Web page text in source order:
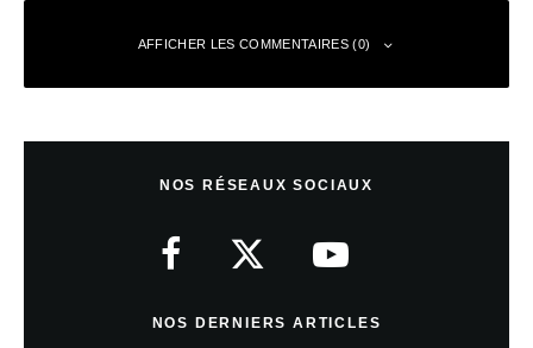
AFFICHER LES COMMENTAIRES (0)
NOS RÉSEAUX SOCIAUX
NOS DERNIERS ARTICLES